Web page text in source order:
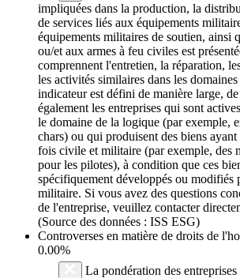
impliquées dans la production, la
de services liés aux équipements
équipements militaires de soutien, ainsi
ou/et aux armes à feu civiles est
comprennent l'entretien, la réparation,
les activités similaires dans les
indicateur est défini de manière large,
également les entreprises qui sont
le domaine de la logique (par exemple,
chars) ou qui produisent des biens
fois civile et militaire (par exemple, des
pour les pilotes), à condition que ces
spécifiquement développés ou modifiés
militaire. Si vous avez des questions
de l'entreprise, veuillez contacter
(Source des données : ISS ESG)
Controverses en matière de droits de
0.00%
La pondération des